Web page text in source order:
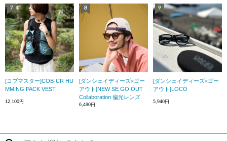
[コブマスター]COB-CR HU
MMING PACK VEST
12,100円
[ダンシェイディーズ×ゴー
アウト]NEW SE GO OUT
Collaboration 偏光レンズ
6,490円
[ダンシェイディーズ×ゴー
アウト]LOCO
5,940円